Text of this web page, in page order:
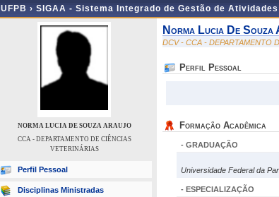
UFPB › SIGAA - Sistema Integrado de Gestão de
NORMA LUCIA DE SOUZA ARAUJO
CCA - DEPARTAMENTO DE CIÊNCIAS
VETERINÁRIAS
Perfil Pessoal
Disciplinas Ministradas
Norma Lucia De
DCV - CCA - DEPARTAMENTO
Perfil Pessoal
Formação Acadêmica
- GRADUAÇÃO
Universidade Federal da
- ESPECIALIZAÇÃO